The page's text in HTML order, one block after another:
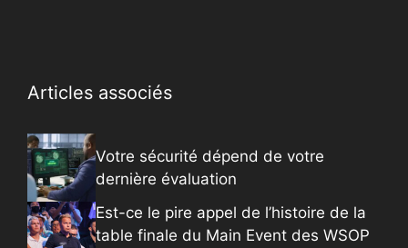
Articles associés
Votre sécurité dépend de votre
dernière évaluation
Est-ce le pire appel de l’histoire de la
table finale du Main Event des WSOP